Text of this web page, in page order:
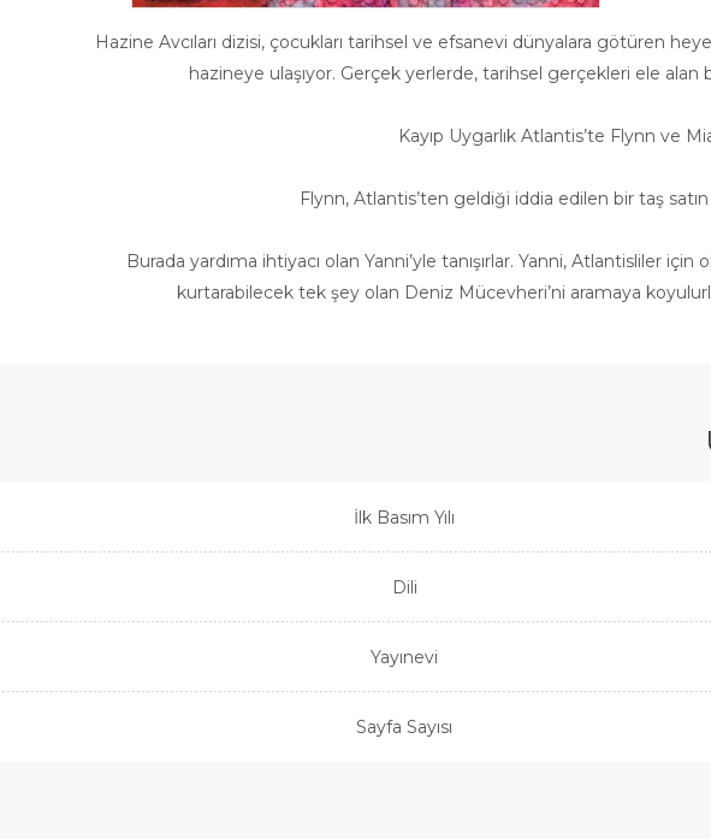
Hazine Avcıları dizisi, çocukları tarihsel ve efsanevi dünyalara götüren
hazineye ulaşıyor. Gerçek yerlerde, tarihsel gerçekleri ele
Kayıp Uygarlık Atlantis’te Flynn ve
Flynn, Atlantis’ten geldiği iddia edilen bir taş
Burada yardıma ihtiyacı olan Yanni’yle tanışırlar. Yanni, Atlantisliler
kurtarabilecek tek şey olan Deniz Mücevheri’ni aramaya
İlk Basım Yılı
Dili
Yayınevi
Sayfa Sayısı